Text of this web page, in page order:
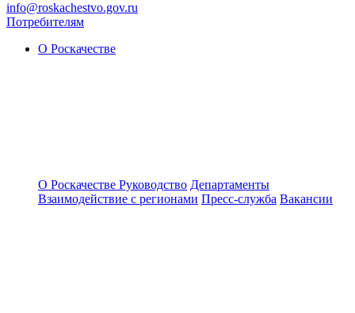
info@roskachestvo.gov.ru
Потребителям
О Роскачестве
О Роскачестве Руководство Департаменты
Взаимодействие с регионами Пресс-служба Вакансии